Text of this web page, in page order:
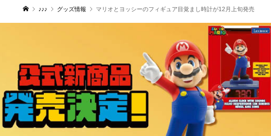
♪♪♪ グッズ情報 マリオとヨッシーのフィギュア目覚まし時計が12月上旬発売